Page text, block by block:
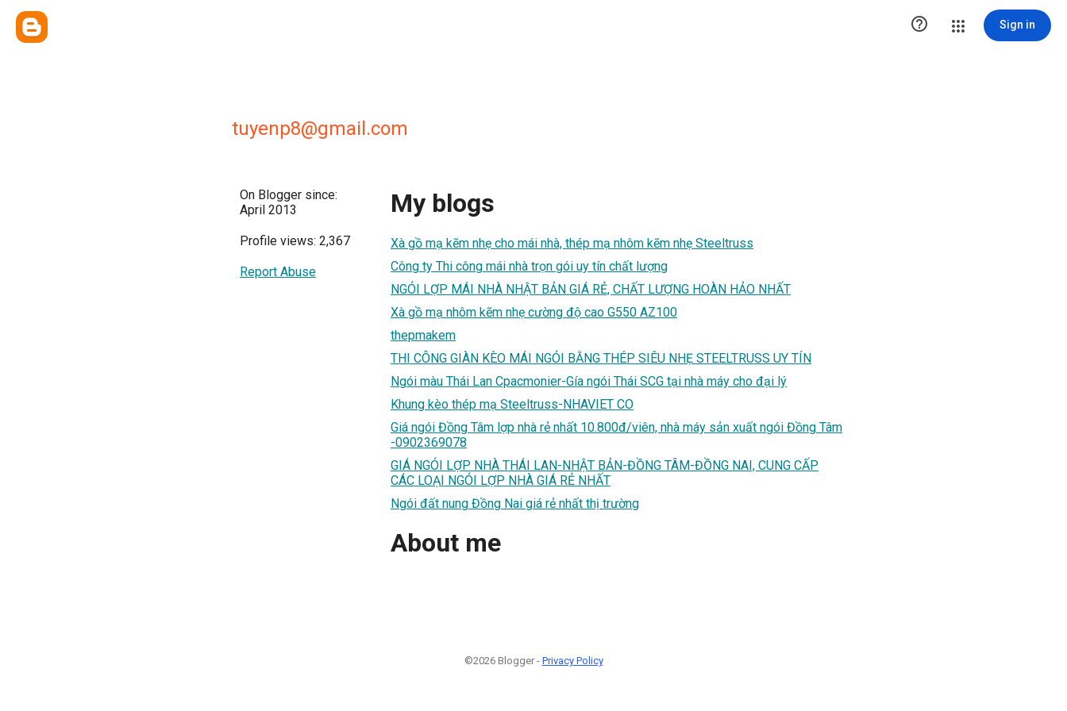
 Sign in
tuyenp8@gmail.com
On Blogger since:
April 2013
Profile views: 2,367
Report Abuse
My blogs
Xà gồ mạ kẽm nhẹ cho mái nhà, thép mạ nhôm kẽm nhẹ Steeltruss
Công ty Thi công mái nhà trọn gói uy tín chất lượng
NGÓI LỢP MÁI NHÀ NHẬT BẢN GIÁ RẺ, CHẤT LƯỢNG HOÀN HẢO NHẤT
Xà gồ mạ nhôm kẽm nhẹ cường độ cao G550 AZ100
thepmakem
THI CÔNG GIÀN KÈO MÁI NGÓI BẰNG THÉP SIÊU NHẸ STEELTRUSS UY TÍN
Ngói màu Thái Lan Cpacmonier-Gía ngói Thái SCG tại nhà máy cho đại lý
Khung kèo thép mạ Steeltruss-NHAVIET CO
Giá ngói Đồng Tâm lợp nhà rẻ nhất 10.800đ/viên, nhà máy sản xuất ngói Đồng Tâm
-0902369078
GIÁ NGÓI LỢP NHÀ THÁI LAN-NHẬT BẢN-ĐỒNG TÂM-ĐỒNG NAI, CUNG CẤP
CÁC LOẠI NGÓI LỢP NHÀ GIÁ RẺ NHẤT
Ngói đất nung Đồng Nai giá rẻ nhất thị trường
About me
©2026 Blogger - Privacy Policy